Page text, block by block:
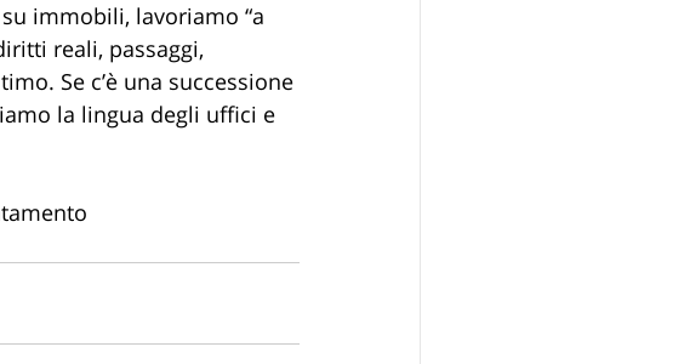
su immobili, lavoriamo “a
reali, passaggi,
Se c’è una successione
la lingua degli uffici e